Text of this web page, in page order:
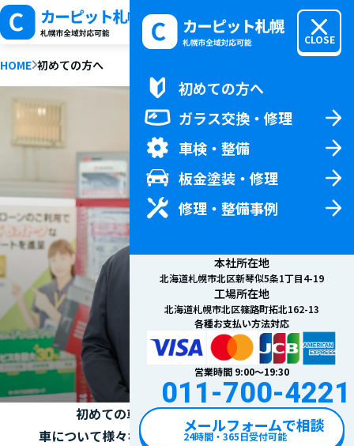
MENU
CLOSE
初めての方へ
初めての方へTOP
新着情報
会社概要
ガラス交換・修理
車検・整備
板金塗装・修理
修理・整備事例
本社所在地
北海道札幌市北区新琴似5条1丁目4-19
工場所在地
北海道札幌市北区篠路町拓北162-13
各種お支払い方法対応
営業時間 9:00〜19:30
011-700-4221
メールフォームで相談
24時間・365日受付可能
HOME 初めての方へ
車のガラス交換・
はじめて
大歓迎！丁寧・優
初めての車屋、修理・板金など
車について様々な不安があるかと思います。